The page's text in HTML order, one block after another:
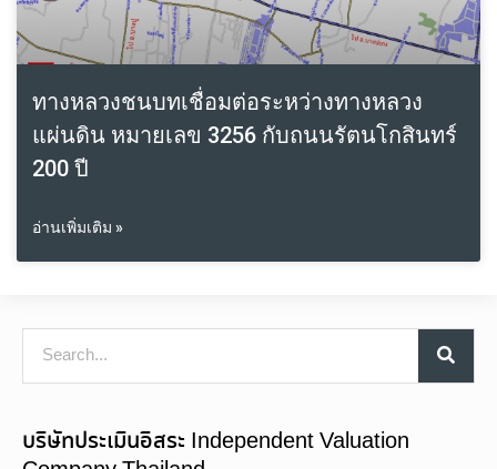
ทางหลวงชนบทเชื่อมต่อระหว่างทางหลวง
แผ่นดิน หมายเลข 3256 กับถนนรัตนโกสินทร์
200 ปี
อ่านเพิ่มเติม »
บริษัทประเมินอิสระ Independent Valuation